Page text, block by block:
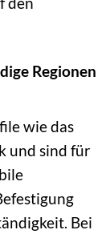
Regionen
wie das
und sind für
Bei